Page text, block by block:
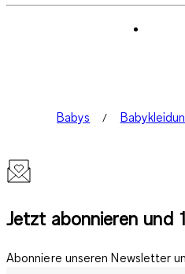
Babys
Jetzt abonnieren und
Abonniere unseren Newsletter